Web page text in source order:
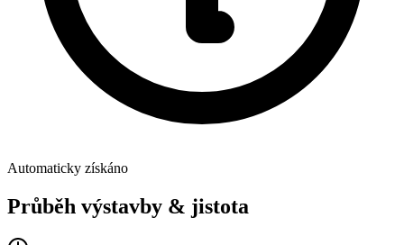
Automaticky získáno
Průběh výstavby & jistota